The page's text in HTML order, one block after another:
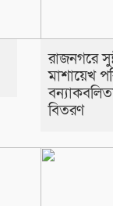
রাজনগরে
মাশায়েখ
বিতরণ